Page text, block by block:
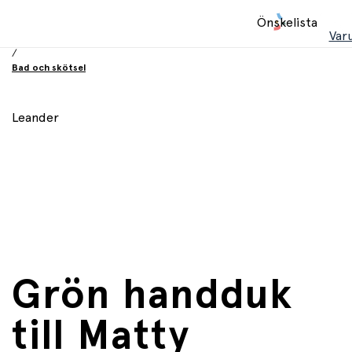
Önskelista
/
Bad och skötsel
Leander
Grön handduk
till Matty